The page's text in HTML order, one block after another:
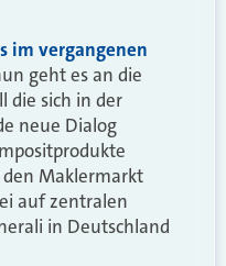
im vergangenen
geht es an die
die sich in der
neue Dialog
Maklermarkt
auf zentralen
in Deutschland